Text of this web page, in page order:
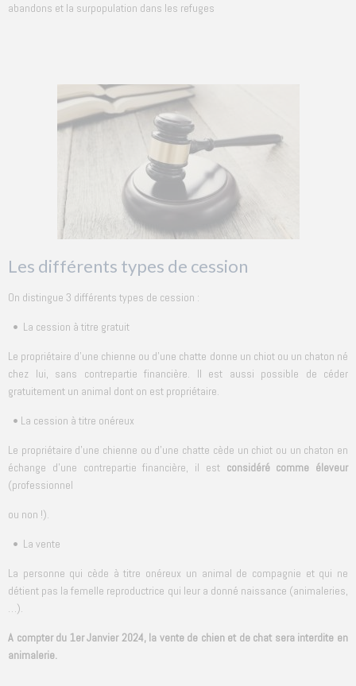
abandons et la surpopulation dans les refuges
Les différents types de cession
On distingue 3 différents types de cession :
• La cession à titre gratuit
Le propriétaire d'une chienne ou d'une chatte donne un chiot ou un chaton né
chez lui, sans contrepartie financière. Il est aussi possible de céder
gratuitement un animal dont on est propriétaire.
• La cession à titre onéreux
Le propriétaire d'une chienne ou d'une chatte cède un chiot ou un chaton en
échange d'une contrepartie financière, il est considéré comme éleveur
(professionnel
ou non !).
• La vente
La personne qui cède à titre onéreux un animal de compagnie et qui ne
détient pas la femelle reproductrice qui leur a donné naissance (animaleries,
…).
A compter du 1er Janvier 2024, la vente de chien et de chat sera interdite en
animalerie.